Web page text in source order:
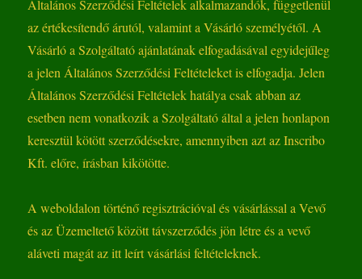
Általános Szerződési Feltételek alkalmazandók, függetlenül
az értékesítendő árutól, valamint a Vásárló személyétől. A
Vásárló a Szolgáltató ajánlatának elfogadásával egyidejűleg
a jelen Általános Szerződési Feltételeket is elfogadja. Jelen
Általános Szerződési Feltételek hatálya csak abban az
esetben nem vonatkozik a Szolgáltató által a jelen honlapon
keresztül kötött szerződésekre, amennyiben azt az Inscribo
Kft. előre, írásban kikötötte.
A weboldalon történő regisztrációval és vásárlással a Vevő
és az Üzemeltető között távszerződés jön létre és a vevő
aláveti magát az itt leírt vásárlási feltételeknek.